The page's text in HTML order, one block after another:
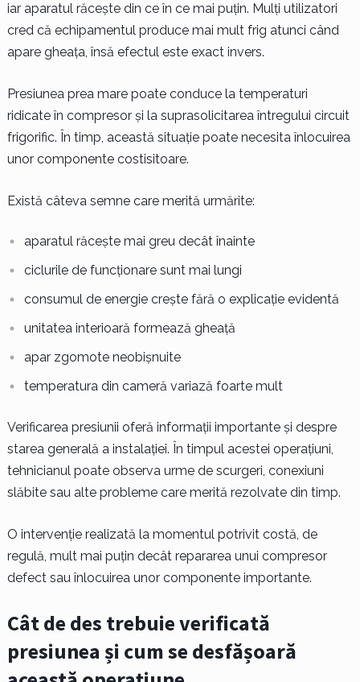
iar aparatul răcește din ce în ce mai puțin. Mulți utilizatori
cred că echipamentul produce mai mult frig atunci când
apare gheața, însă efectul este exact invers.
Presiunea prea mare poate conduce la temperaturi
ridicate în compresor și la suprasolicitarea întregului circuit
frigorific. În timp, această situație poate necesita înlocuirea
unor componente costisitoare.
Există câteva semne care merită urmărite:
aparatul răcește mai greu decât înainte
ciclurile de funcționare sunt mai lungi
consumul de energie crește fără o explicație evidentă
unitatea interioară formează gheață
apar zgomote neobișnuite
temperatura din cameră variază foarte mult
Verificarea presiunii oferă informații importante și despre
starea generală a instalației. În timpul acestei operațiuni,
tehnicianul poate observa urme de scurgeri, conexiuni
slăbite sau alte probleme care merită rezolvate din timp.
O intervenție realizată la momentul potrivit costă, de
regulă, mult mai puțin decât repararea unui compresor
defect sau înlocuirea unor componente importante.
Cât de des trebuie verificată
presiunea și cum se desfășoară